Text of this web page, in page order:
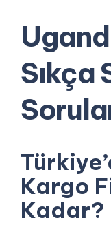
Sıkça
Kargo
Kadar?